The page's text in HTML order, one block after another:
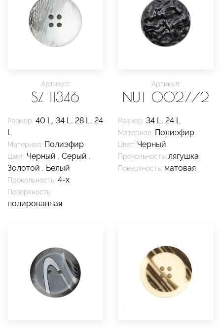
Артикул:
SZ 11346
Размер: 40 L, 34 L, 28 L, 24
L
Материал: Полиэфир
Цвет: Черный , Серый ,
Золотой , Белый
Прокольность: 4-х
Поверхность:
полированная
Артикул:
NUT 0027/2
Размер: 34 L, 24 L
Материал: Полиэфир
Цвет: Черный
Прокольность: лягушка
Поверхность: матовая